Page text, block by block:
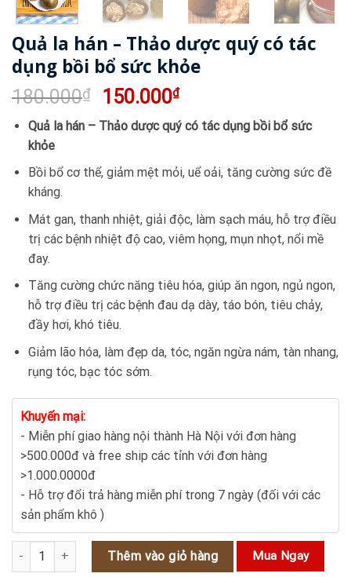
Quả la hán – Thảo dược quý có tác
dụng bồi bổ sức khỏe
180.000₫
Giá
gốc
là:
150.000₫Giá
tại
150.000₫.
Quả la hán – Thảo dược quý có tác dụng bồi bổ sức
khỏe
Bồi bổ cơ thể, giảm mệt mỏi, uể oải, tăng cường sức đề
kháng.
Mát gan, thanh nhiệt, giải độc, làm sạch máu, hỗ trợ điều
trị các bệnh nhiệt độ cao, viêm họng, mụn nhọt, nổi mề
đay.
Tăng cường chức năng tiêu hóa, giúp ăn ngon, ngủ ngon,
hỗ trợ điều trị các bệnh đau dạ dày, táo bón, tiêu chảy,
đầy hơi, khó tiêu.
Giảm lão hóa, làm đẹp da, tóc, ngăn ngừa nám, tàn nhang,
rụng tóc, bạc tóc sớm.
Khuyến mại:
- Miễn phí giao hàng nội thành Hà Nội với đơn hàng
>500.000đ và free ship các tỉnh với đơn hàng
>1.000.0000đ
- Hỗ trợ đổi trả hàng miễn phí trong 7 ngày (đối với các
sản phẩm khô )
Quả la hán - Thảo dược quý có tác dụng bồi bổ sức khỏe số lượng
Thêm vào giỏ hàng Mua Ngay